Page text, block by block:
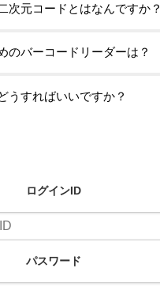
次元コードとはなんですか？
のバーコードリーダーは？
うすればいいですか？
ログインID
パスワード